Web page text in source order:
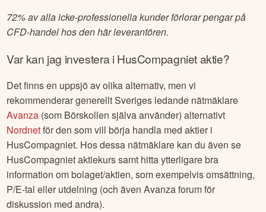
72% av alla icke-professionella kunder förlorar pengar på
CFD-handel hos den här leverantören.
Var kan jag investera iHusCompagnietaktie?
Det finns en uppsjö av olika alternativ, men vi
rekommenderar generellt Sveriges ledande nätmäklare
Avanza (som Börskollen själva använder) alternativt
Nordnetför den som vill börja handla med aktier i
HusCompagniet. Hos dessa nätmäklare kan du även se
HusCompagnietaktiekurs samt hitta ytterligare bra
information om bolaget/aktien, som exempelvis omsättning,
P/E-tal eller utdelning (och även Avanza forum för
diskussion med andra).